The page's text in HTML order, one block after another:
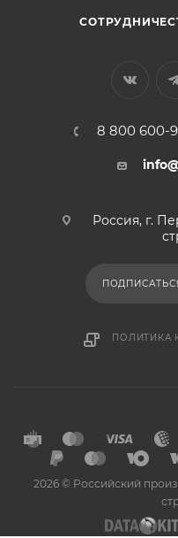
8 800 600-
Россия, г.
ПОЛИТИКА
2026 © Российский